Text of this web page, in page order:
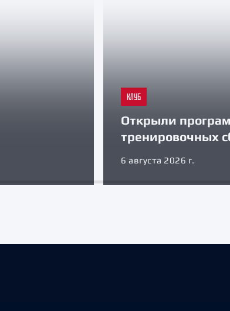
КЛУБ
Открыли
тренировочных
6 августа 2026 г.